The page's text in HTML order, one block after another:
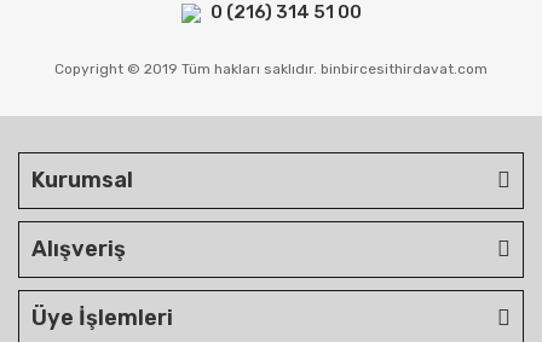
0 (216) 314 51 00
Copyright © 2019 Tüm hakları saklıdır. binbircesithirdavat.com
Kurumsal
Alışveriş
Üye İşlemleri